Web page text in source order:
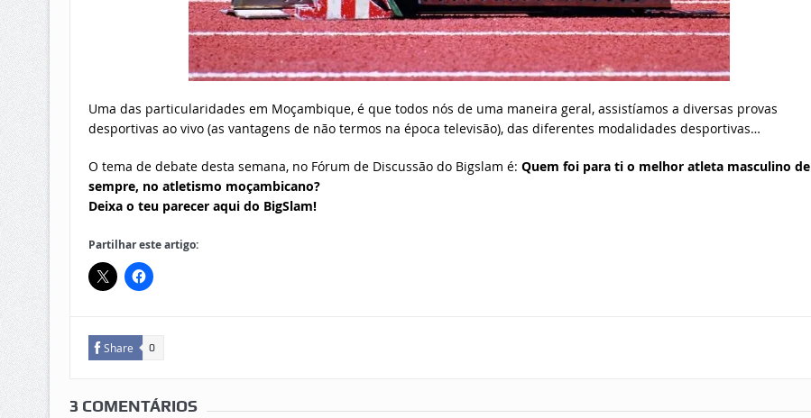
Uma das particularidades em Moçambique, é que todos nós de uma maneira geral, assistíamos a diversas provas
desportivas ao vivo (as vantagens de não termos na época televisão), das diferentes modalidades desportivas…
O tema de debate desta semana, no Fórum de Discussão do Bigslam é: Quem foi para ti o melhor atleta masculino de
sempre, no atletismo moçambicano?
Deixa o teu parecer aqui do BigSlam!
Partilhar este artigo:
Share 0
3 COMENTÁRIOS